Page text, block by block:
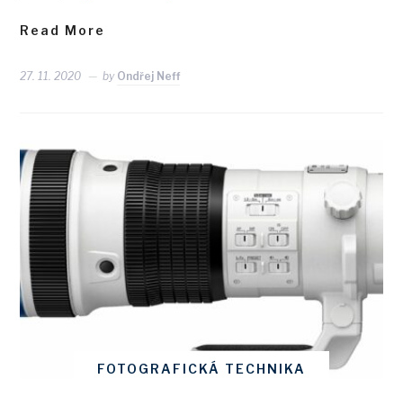
Read More
27. 11. 2020 by Ondřej Neff
FOTOGRAFICKÁ TECHNIKA